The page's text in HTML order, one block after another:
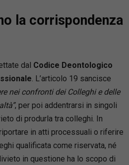
la corrispondenza
dal Codice Deontologico
. L’articolo 19 sancisce
nei confronti dei Colleghi e delle
, per poi addentrarsi in singoli
di produrla tra colleghi. In
in atti processuali o riferire
qualificata come riservata, né
in questione ha lo scopo di